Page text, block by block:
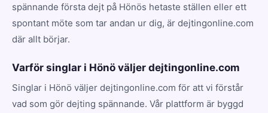
spännande första dejt på Hönös hetaste ställen eller ett
spontant möte som tar andan ur dig, är dejtingonline.com
där allt börjar.
Varför singlar i Hönö väljer dejtingonline.com
Singlar i Hönö väljer dejtingonline.com för att vi förstår
vad som gör dejting spännande. Vår plattform är byggd